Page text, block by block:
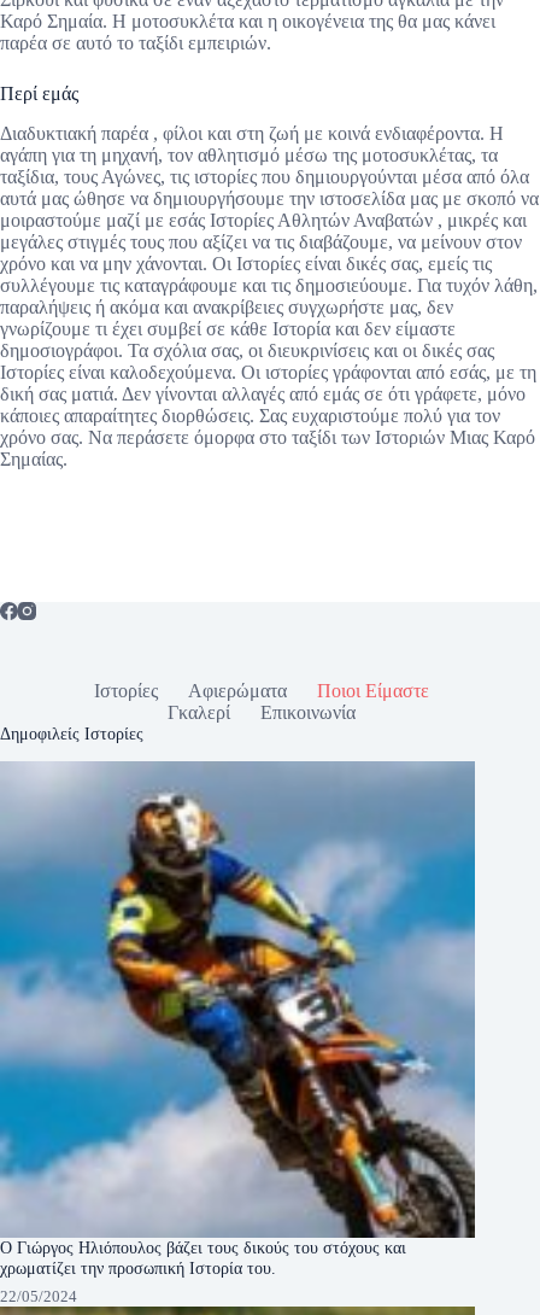
Καρό Σημαία. Η μοτοσυκλέτα και η οικογένεια της θα μας κάνει
παρέα σε αυτό το ταξίδι εμπειριών.
Περί εμάς
Διαδυκτιακή παρέα , φίλοι και στη ζωή με κοινά ενδιαφέροντα. Η
αγάπη για τη μηχανή, τον αθλητισμό μέσω της μοτοσυκλέτας, τα
ταξίδια, τους Αγώνες, τις ιστορίες που δημιουργούνται μέσα από όλα
αυτά μας ώθησε να δημιουργήσουμε την ιστοσελίδα μας με σκοπό να
μοιραστούμε μαζί με εσάς Ιστορίες Αθλητών Αναβατών , μικρές και
μεγάλες στιγμές τους που αξίζει να τις διαβάζουμε, να μείνουν στον
χρόνο και να μην χάνονται. Οι Ιστορίες είναι δικές σας, εμείς τις
συλλέγουμε τις καταγράφουμε και τις δημοσιεύουμε. Για τυχόν λάθη,
παραλήψεις ή ακόμα και ανακρίβειες συγχωρήστε μας, δεν
γνωρίζουμε τι έχει συμβεί σε κάθε Ιστορία και δεν είμαστε
δημοσιογράφοι. Τα σχόλια σας, οι διευκρινίσεις και οι δικές σας
Ιστορίες είναι καλοδεχούμενα. Οι ιστορίες γράφονται από εσάς, με τη
δική σας ματιά. Δεν γίνονται αλλαγές από εμάς σε ότι γράφετε, μόνο
κάποιες απαραίτητες διορθώσεις. Σας ευχαριστούμε πολύ για τον
χρόνο σας. Να περάσετε όμορφα στο ταξίδι των Ιστοριών Μιας Καρό
Σημαίας.
Ιστορίες Αφιερώματα
Ποιοι Είμαστε
Γκαλερί
Επικοινωνία
Δημοφιλείς Ιστορίες
Ο Γιώργος Ηλιόπουλος βάζει τους δικούς του στόχους και
χρωματίζει την προσωπική Ιστορία του.
22/05/2024